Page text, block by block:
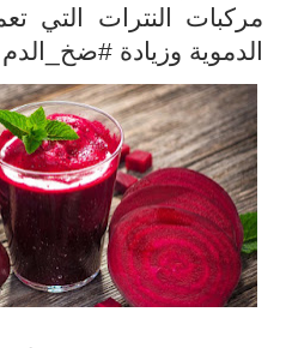
مركبات النترات التي
الدموية وزيادة